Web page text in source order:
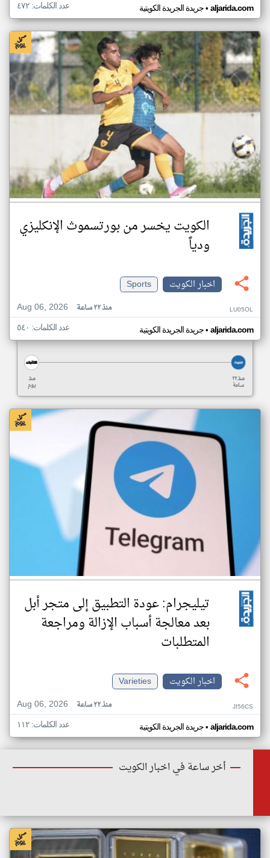
جريدة الجريدة الكويتية• aljarida.com عدد الكلمات: ٤٧٢
الكويت يخسر من بورتسموث الإنكليزي
ودياً
اخبار الكويت
Sports
Aug 06, 2026
منذ ٢٢ ساعة LU05OL
جريدة الجريدة الكويتية• aljarida.com عدد الكلمات: ٥٤٠
منذ
يوم
منذ ٢٢
ساعة
تيليجرام: عودة التطبيق إلى متجر أبل
بعد معالجة أسباب الإزالة ومراجعة
المتطلبات
اخبار الكويت
Varieties
Aug 06, 2026
منذ ٢٢ ساعة JI56CS
جريدة الجريدة الكويتية• aljarida.com عدد الكلمات: ١١٢
أخر ساعة في اخبار الكويت